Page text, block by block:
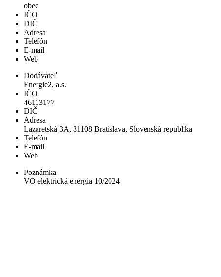
obec
IČO
DIČ
Adresa
Telefón
E-mail
Web
Dodávateľ
Energie2, a.s.
IČO
46113177
DIČ
Adresa
Lazaretská 3A, 81108 Bratislava, Slovenská republika
Telefón
E-mail
Web
Poznámka
VO elektrická energia 10/2024